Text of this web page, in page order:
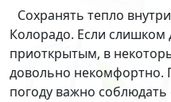
Сохранять тепло
Колорадо. Если слишком
приоткрытым, в
довольно некомфортно.
погоду важно соблюдать